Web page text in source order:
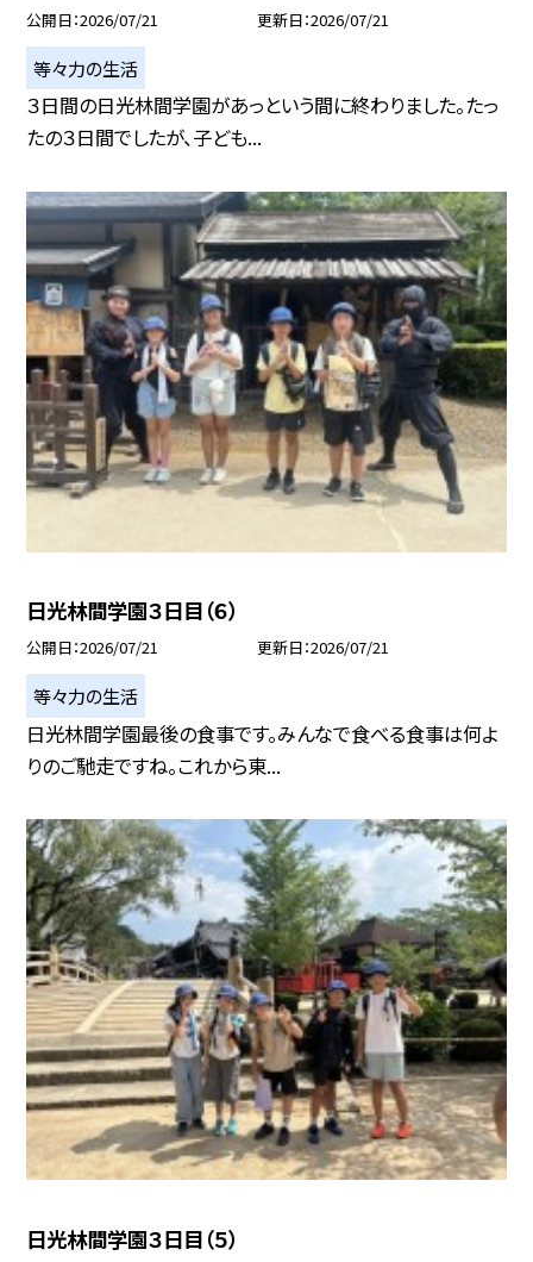
公開日 2026/07/21 更新日 2026/07/21
等々力の生活
３日間の日光林間学園があっという間に終わりました。たっ
たの３日間でしたが、子ども...
日光林間学園３日目（６）
公開日 2026/07/21 更新日 2026/07/21
等々力の生活
日光林間学園最後の食事です。みんなで食べる食事は何よ
りのご馳走ですね。これから東...
日光林間学園３日目（５）